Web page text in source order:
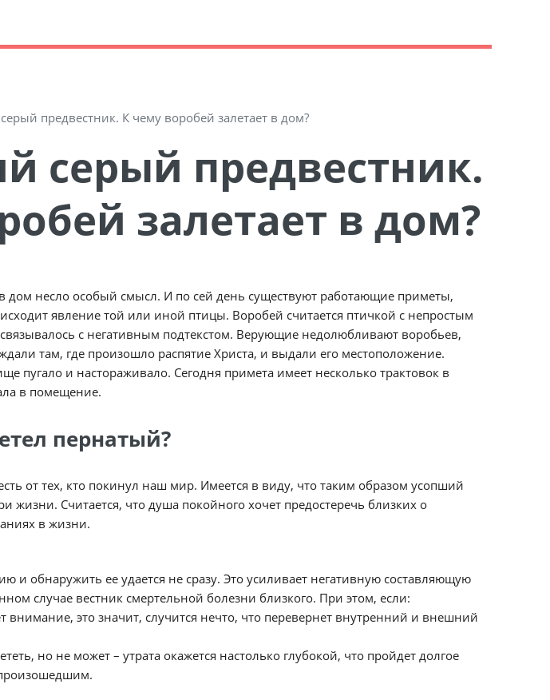
предвестник. К чему воробей залетает в дом?
залетает в дом?
дом несло особый смысл. И по сей день существуют работающие приметы,
явление той или иной птицы. Воробей считается птичкой с непростым
с негативным подтекстом. Верующие недолюбливают воробьев,
там, где произошло распятие Христа, и выдали его местоположение.
пугало и настораживало. Сегодня примета имеет несколько трактовок в
в помещение.
пернатый?
от тех, кто покинул наш мир. Имеется в виду, что таким образом усопший
жизни. Считается, что душа покойного хочет предостеречь близких о
в жизни.
и обнаружить ее удается не сразу. Это усиливает негативную составляющую
случае вестник смертельной болезни близкого. При этом, если:
внимание, это значит, случится нечто, что перевернет внутренний и внешний
но не может – утрата окажется настолько глубокой, что пройдет долгое